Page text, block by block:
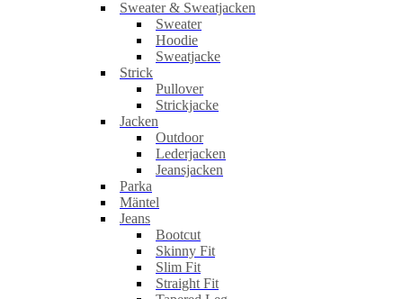
Sweater & Sweatjacken
Sweater
Hoodie
Sweatjacke
Strick
Pullover
Strickjacke
Jacken
Outdoor
Lederjacken
Jeansjacken
Parka
Mäntel
Jeans
Bootcut
Skinny Fit
Slim Fit
Straight Fit